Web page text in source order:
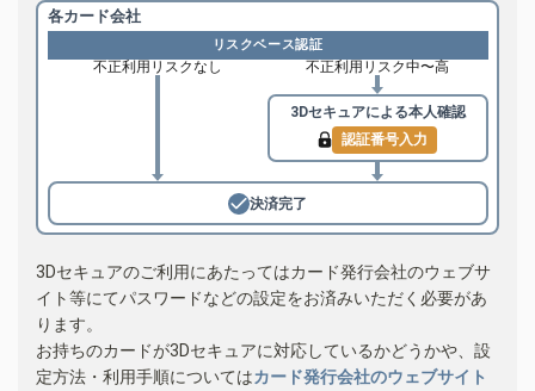
各カード会社
リスクベース認証
不正利用リスクなし 不正利用リスク中〜高
3Dセキュアによる本人確認
認証番号入力
決済完了
3Dセキュアのご利用にあたってはカード発行会社のウェブサ
イト等にてパスワードなどの設定をお済みいただく必要があ
ります。
お持ちのカードが3Dセキュアに対応しているかどうかや、設
定方法・利用手順についてはカード発行会社のウェブサイト